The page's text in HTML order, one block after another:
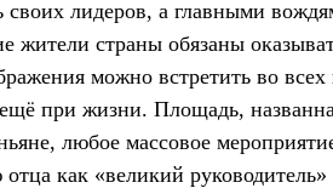
своих лидеров, а главными
жители страны обязаны
можно встретить во всех
при жизни. Площадь,
любое массовое
как «великий